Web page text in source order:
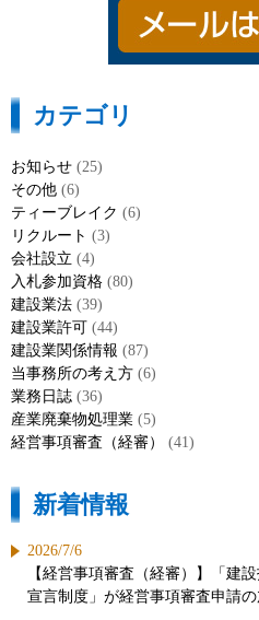
カテゴリ
お知らせ (25)
その他 (6)
ティーブレイク (6)
リクルート (3)
会社設立 (4)
入札参加資格 (80)
建設業法 (39)
建設業許可 (44)
建設業関係情報 (87)
当事務所の考え方 (6)
業務日誌 (36)
産業廃棄物処理業 (5)
経営事項審査（経審）
(41)
新着情報
2026/7/6
【経営事項審査（経審）】「建
宣言制度」が経営事項審査申請の